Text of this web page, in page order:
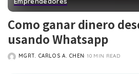
Como ganar dinero
usando Whatsapp
POSTED
MGRT. CARLOS A. CHEN 10 MIN READ